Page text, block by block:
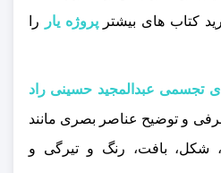
کتاب های بیشترپروژه یار
را
تجسمی عبدالمجید حسینی راد
و توضیح عناصر بصری مانند
بافت، رنگ و تیرگی و